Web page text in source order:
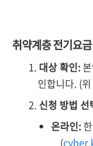
취약계층 전기요
대상 확인:
인합니다. (
신청 방법 선
온라인:
(